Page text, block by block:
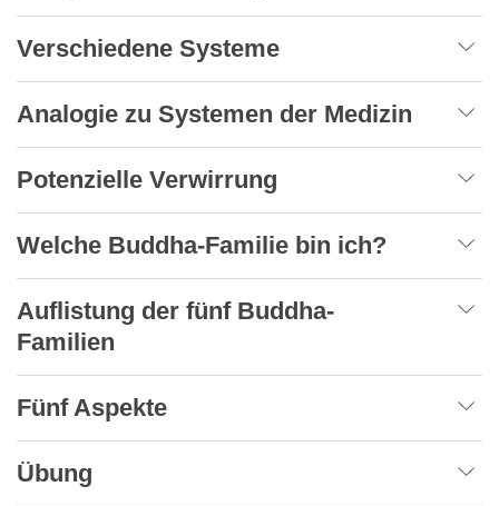
Verschiedene Systeme
Analogie zu Systemen der Medizin
Potenzielle Verwirrung
Welche Buddha-Familie bin ich?
Auflistung der fünf Buddha-
Familien
Fünf Aspekte
Übung